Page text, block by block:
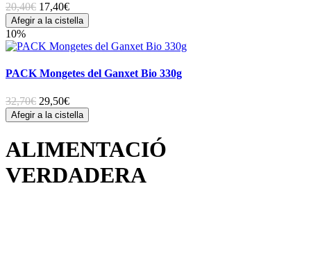
20,40€ 17,40€
Afegir a la cistella
10%
PACK Mongetes del Ganxet Bio 330g
32,70€ 29,50€
Afegir a la cistella
ALIMENTACIÓ
VERDADERA